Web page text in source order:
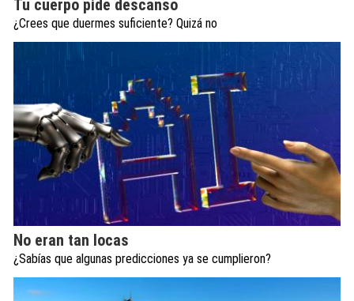
Tu cuerpo pide descanso
¿Crees que duermes suficiente? Quizá no
No eran tan locas
¿Sabías que algunas predicciones ya se cumplieron?